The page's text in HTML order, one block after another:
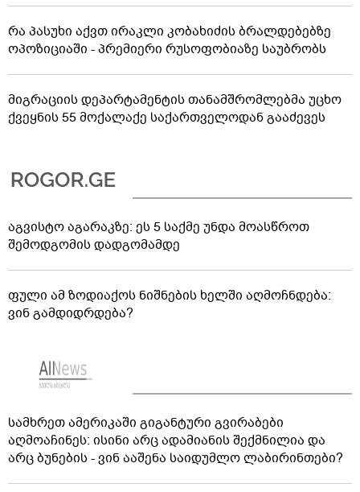
რა პასუხი აქვთ ირაკლი კობახიძის ბრალდებებზე
ოპოზიციაში - პრემიერი რუსოფობიაზე საუბრობს
მიგრაციის დეპარტამენტის თანამშრომლებმა უცხო
ქვეყნის 55 მოქალაქე საქართველოდან გააძევეს
აგვისტო აგარაკზე: ეს 5 საქმე უნდა მოასწროთ
შემოდგომის დადგომამდე
ფული ამ ზოდიაქოს ნიშნების ხელში აღმოჩნდება:
ვინ გამდიდრდება?
სამხრეთ ამერიკაში გიგანტური გვირაბები
აღმოაჩინეს: ისინი არც ადამიანის შექმნილია და
არც ბუნების - ვინ ააშენა საიდუმლო ლაბირინთები?